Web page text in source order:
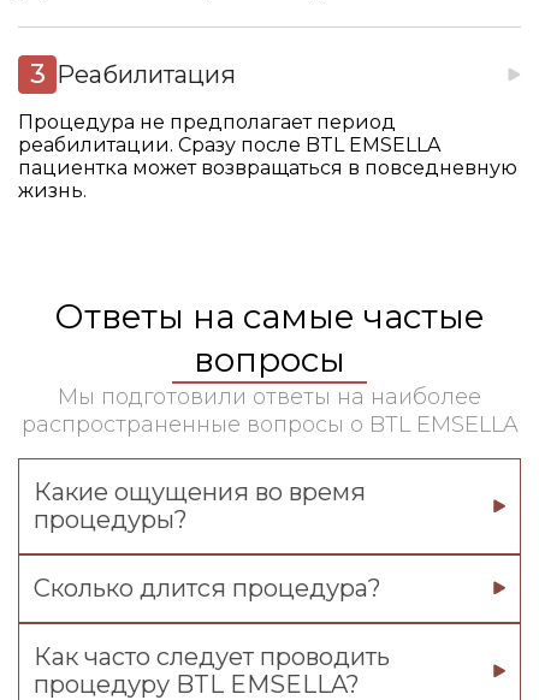
Реабилитация
Процедура не предполагает период
реабилитации. Сразу после BTL EMSELLA
пациентка может возвращаться в повседневную
жизнь.
Ответы на самые частые
вопросы
Мы подготовили ответы на наиболее
распространенные вопросы о BTL EMSELLA
Какие ощущения во время
процедуры?
Сколько длится процедура?
Как часто следует проводить
процедуру BTL EMSELLA?